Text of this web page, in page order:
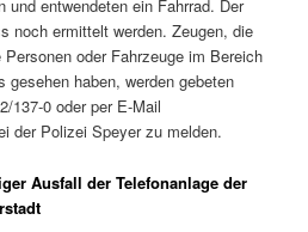
und entwendeten ein Fahrrad. Der
noch ermittelt werden. Zeugen, die
oder Fahrzeuge im Bereich
gesehen haben, werden gebeten
137-0 oder per E-Mail
der Polizei Speyer zu melden.
Ausfall der Telefonanlage der